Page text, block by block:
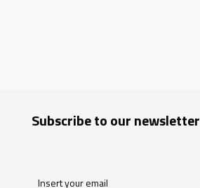
Subscribe to our newsletter
Insert